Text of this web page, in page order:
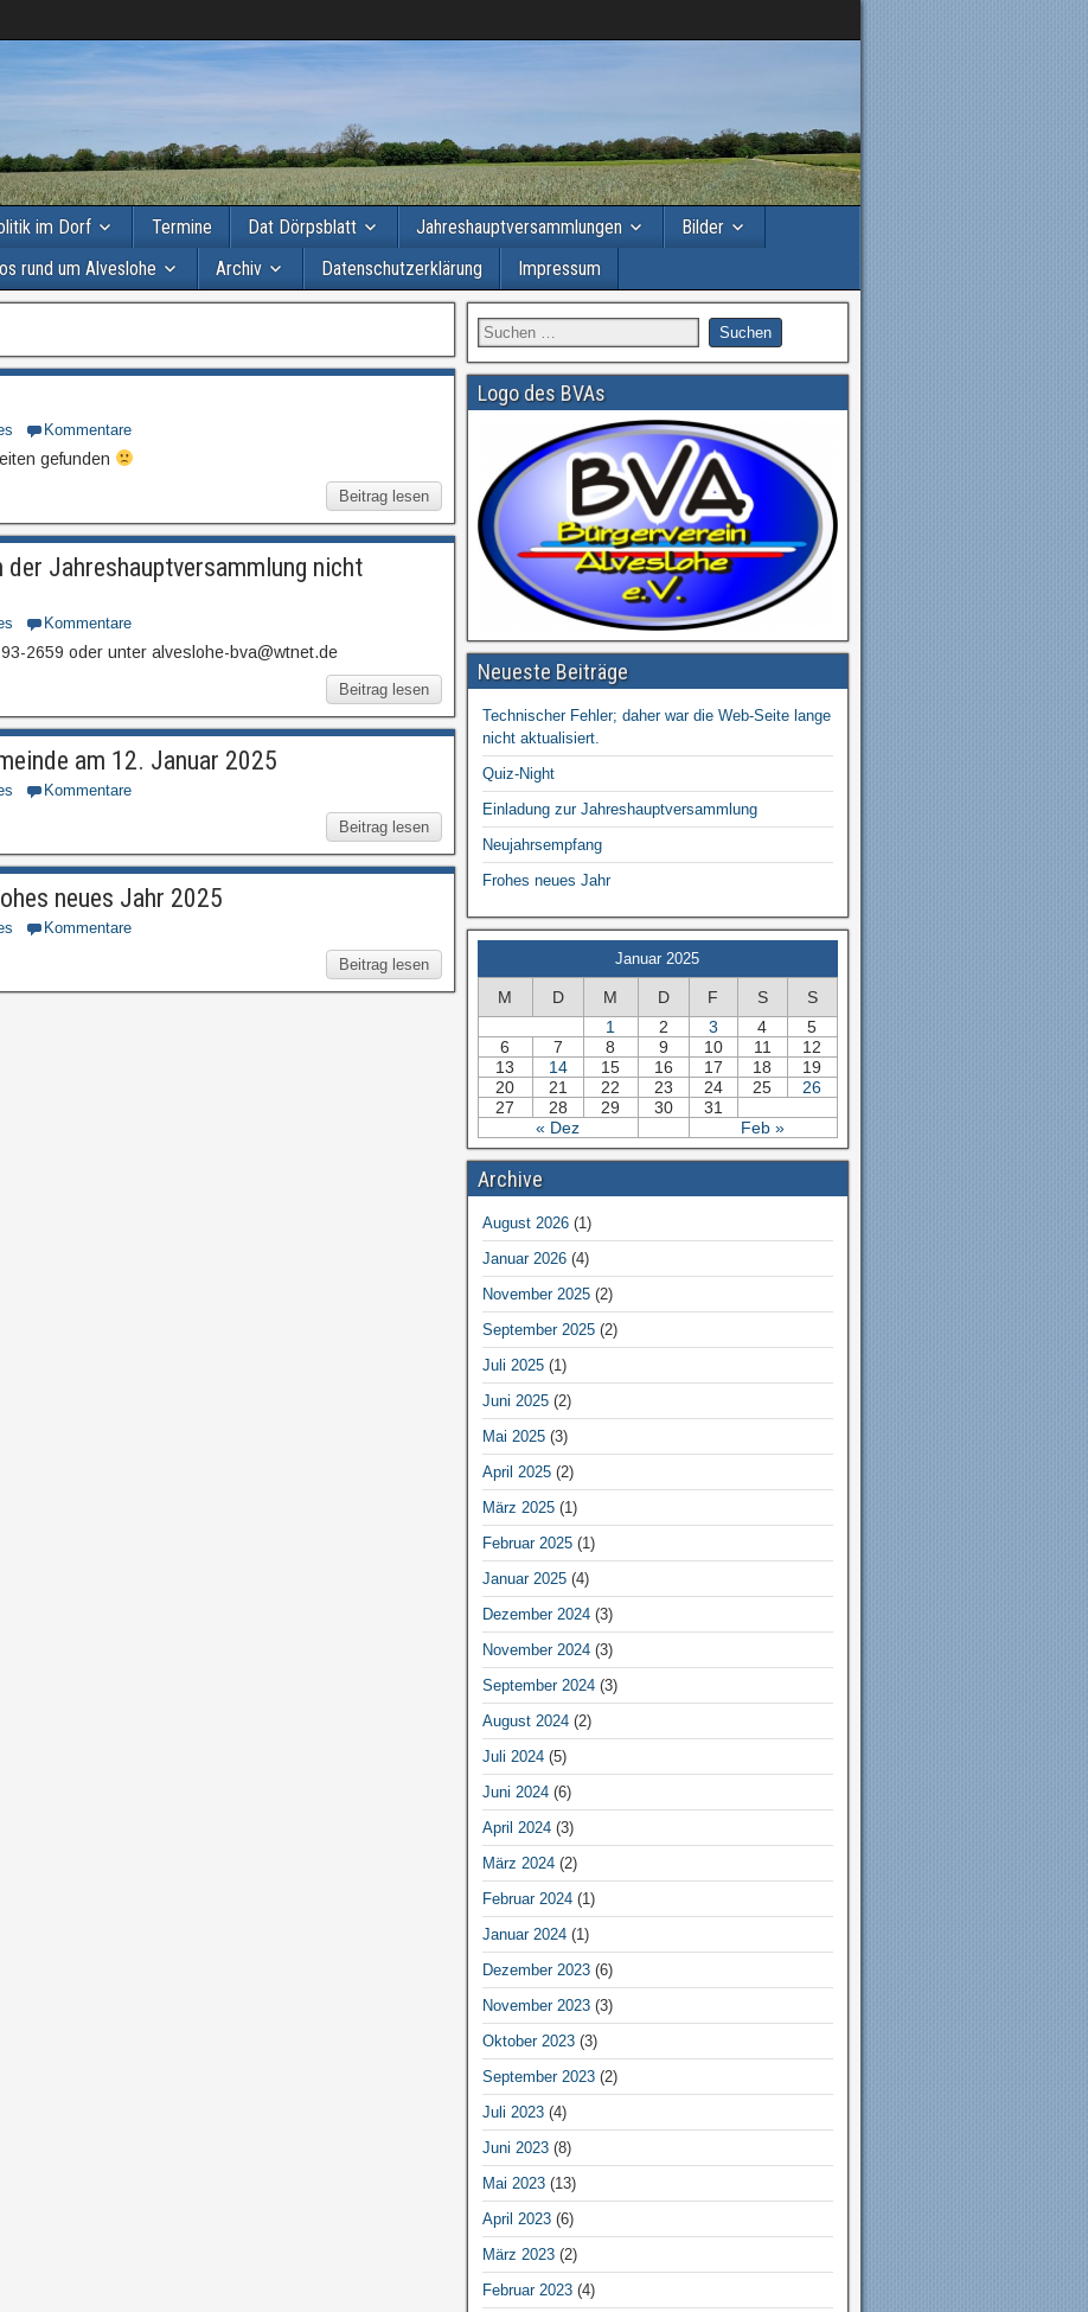
im Dorf Termine Dat Dörpsblatt Jahreshauptversammlungen
Bilder
rund um Alveslohe Archiv Datenschutzerklärung Impressum
Kommentare
gefunden
Beitrag lesen
der Jahreshauptversammlung nicht
Kommentare
2659 oder unter alveslohe-bva@wtnet.de
Beitrag lesen
am 12. Januar 2025
Kommentare
Beitrag lesen
neues Jahr 2025
Kommentare
Beitrag lesen
Logo des BVAs
Neueste Beiträge
Technischer Fehler; daher war die Web-Seite lange
nicht aktualisiert.
Quiz-Night
Einladung zur Jahreshauptversammlung
Neujahrsempfang
Frohes neues Jahr
Januar 2025
M D M D F S S
« Dez Feb »
1 2 3 4
5
6
7 8 9 10 11
12
13
14 15 16 17 18
19
20
21 22 23 24 25
26
27
28 29 30 31
Archive
August 2026(1)
Januar 2026(4)
November 2025(2)
September 2025(2)
Juli 2025(1)
Juni 2025(2)
Mai 2025(3)
April 2025(2)
März 2025(1)
Februar 2025(1)
Januar 2025(4)
Dezember 2024(3)
November 2024(3)
September 2024(3)
August 2024(2)
Juli 2024(5)
Juni 2024(6)
April 2024(3)
März 2024(2)
Februar 2024(1)
Januar 2024(1)
Dezember 2023(6)
November 2023(3)
Oktober 2023(3)
September 2023(2)
Juli 2023(4)
Juni 2023(8)
Mai 2023(13)
April 2023(6)
März 2023(2)
Februar 2023(4)